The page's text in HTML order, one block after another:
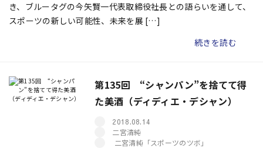
き、ブルータグの今矢賢一代表取締役社長との語らいを通して、
スポーツの新しい可能性、未来を展 […]
続きを読む
第135回 “シャンパン”を捨てて得
た美酒（ディディエ・デシャン）
2018.08.14
二宮清純
二宮清純「スポーツのツボ」